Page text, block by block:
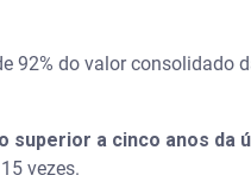
92% do valor consolidado
superior a cinco anos da
vezes.